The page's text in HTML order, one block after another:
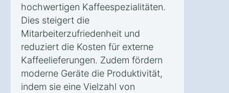
hochwertigen Kaffeespezialitäten.
Dies steigert die
Mitarbeiterzufriedenheit und
reduziert die Kosten für externe
Kaffeelieferungen. Zudem fördern
moderne Geräte die Produktivität,
indem sie eine Vielzahl von